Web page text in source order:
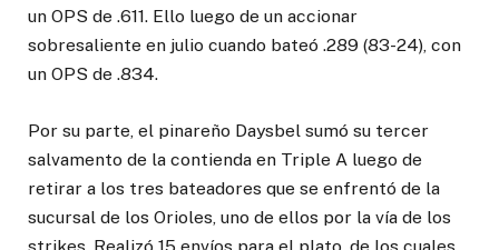
un OPS de .611. Ello luego de un accionar
sobresaliente en julio cuando bateó .289 (83-24), con
un OPS de .834.
Por su parte, el pinareño Daysbel sumó su tercer
salvamento de la contienda en Triple A luego de
retirar a los tres bateadores que se enfrentó de la
sucursal de los Orioles, uno de ellos por la vía de los
strikes. Realizó 15 envíos para el plato, de los cuales